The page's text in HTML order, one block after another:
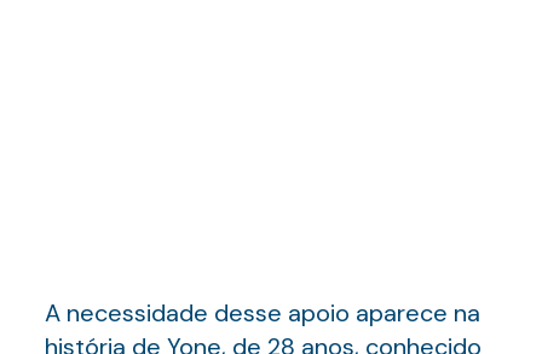
A necessidade desse apoio aparece na
história de Yone, de 28 anos, conhecido